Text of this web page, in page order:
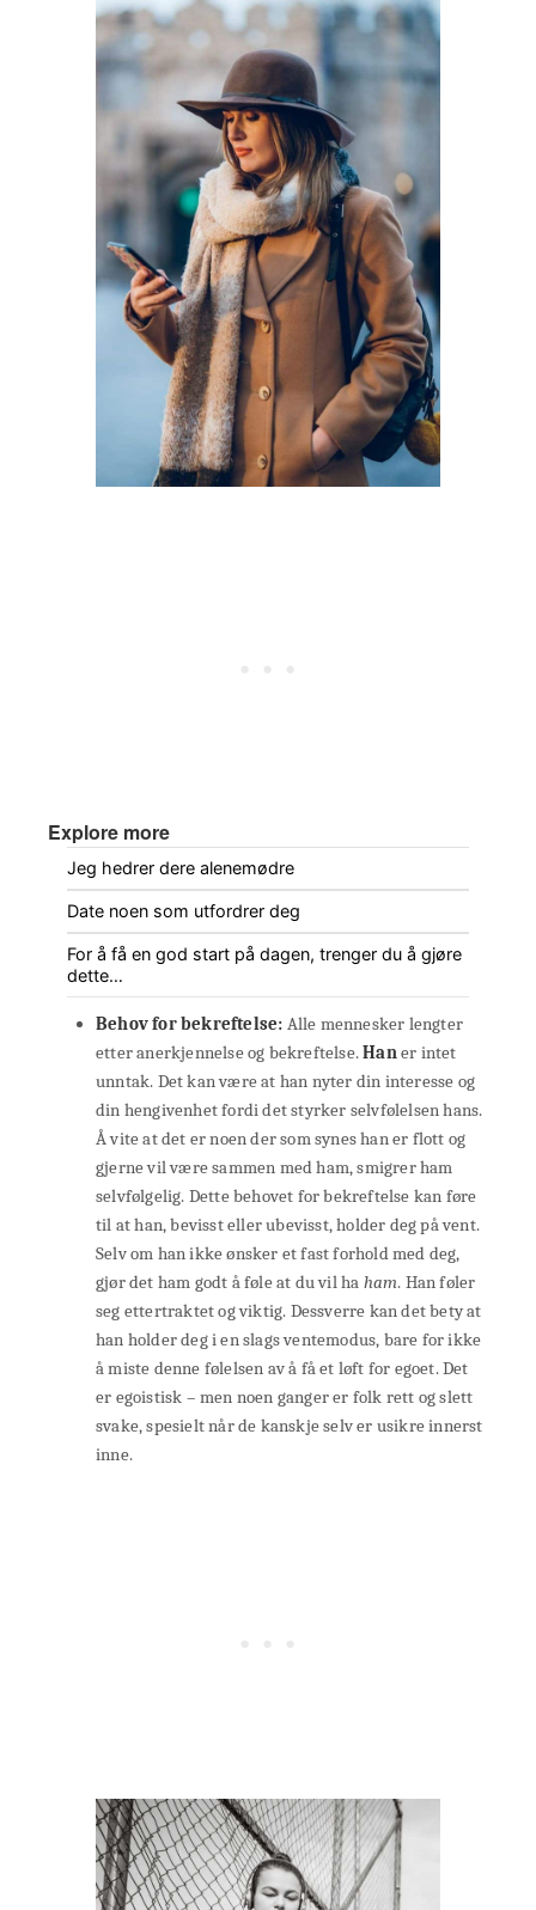
Explore more
Jeg hedrer dere alenemødre
Date noen som utfordrer deg
For å få en god start på dagen, trenger du å gjøre
dette…
Behov for bekreftelse: Alle mennesker lengter
etter anerkjennelse og bekreftelse.Haner intet
unntak. Det kan være at han nyter din interesse og
din hengivenhet fordi det styrker selvfølelsen hans.
Å vite at det er noen der som synes han er flott og
gjerne vil være sammen med ham, smigrer ham
selvfølgelig. Dette behovet for bekreftelse kan føre
til at han, bevisst eller ubevisst, holder deg på vent.
Selv om han ikke ønsker et fast forhold med deg,
gjør det ham godt å føle at du vil ha ham. Han føler
seg ettertraktet og viktig. Dessverre kan det bety at
han holder deg i en slags ventemodus, bare for ikke
å miste denne følelsen av å få et løft for egoet. Det
er egoistisk – men noen ganger er folk rett og slett
svake, spesielt når de kanskje selv er usikre innerst
inne.